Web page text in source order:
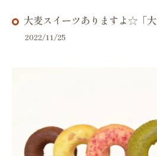
大麦スイーツありますよ☆「大
2022/11/25